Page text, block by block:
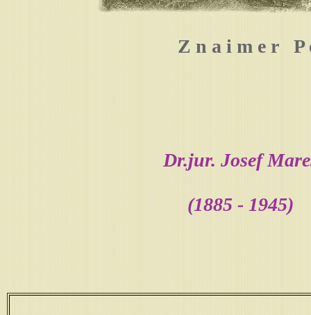
Z n a i m e r P
Dr.jur. Josef
(1885 - 1945)